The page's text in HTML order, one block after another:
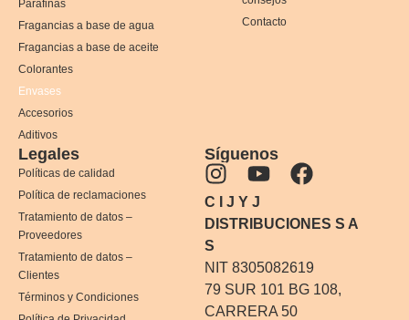
Parafinas
Fragancias a base de agua
Fragancias a base de aceite
Colorantes
Envases
Accesorios
Aditivos
Contacto
Legales
Políticas de calidad
Política de reclamaciones
Tratamiento de datos –
Proveedores
Tratamiento de datos –
Clientes
Términos y Condiciones
Síguenos
C I J Y J
DISTRIBUCIONES S A
S
NIT 8305082619
79 SUR 101 BG 108,
CARRERA 50